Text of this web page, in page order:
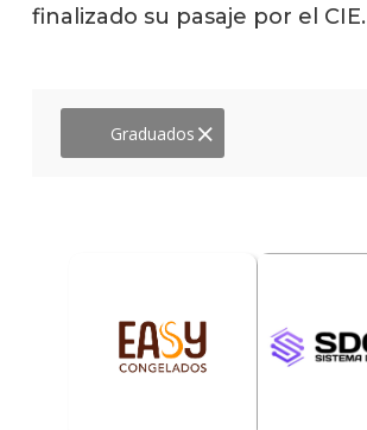
finalizado su pasaje por el CIE.
Graduados